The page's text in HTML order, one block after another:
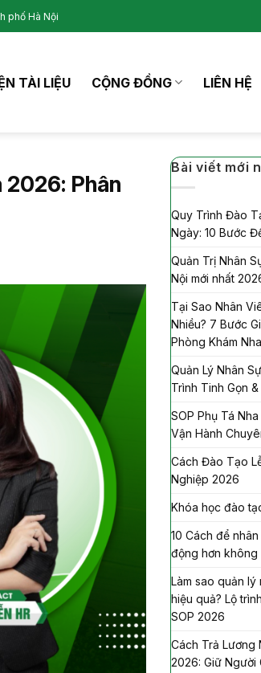
phố Hà Nội
TÀI LIỆU CỘNG ĐỒNG LIÊN HỆ
2026: Phân
Bài viết mới
Quy Trình Đào
Ngày: 10 Bước
Quản Trị Nhân
Nội mới nhất
Tại Sao Nhân
Nhiều? 7 Bước
Phòng Khám
Quản Lý Nhân
Trình Tinh Gọn
SOP Phụ Tá
Vận Hành
Cách Đào Tạo
Nghiệp 2026
Khóa học đào
10 Cách để
động hơn không
Làm sao quản lý
hiệu quả? Lộ
SOP 2026
Cách Trả Lương
2026: Giữ Người